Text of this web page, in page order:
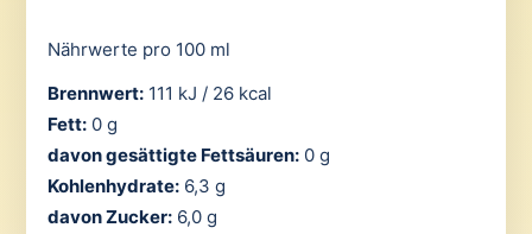
Nährwerte pro 100 ml
Brennwert:111 kJ / 26 kcal
Fett:0 g
davon gesättigte Fettsäuren:0 g
Kohlenhydrate:6,3 g
davon Zucker:6,0 g